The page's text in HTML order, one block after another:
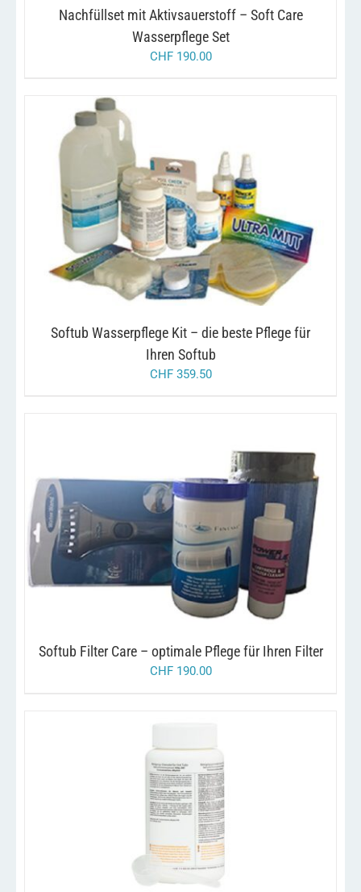
Nachfüllset mit Aktivsauerstoff – Soft Care
Wasserpflege Set
CHF190.00
IN DEN WARENKORB / DETAILS
Softub Wasserpflege Kit – die beste Pflege für
Ihren Softub
CHF359.50
IN DEN WARENKORB DETAILS
Softub Filter Care – optimale Pflege für Ihren Filter
CHF190.00
IN DEN WARENKORB / DETAILS